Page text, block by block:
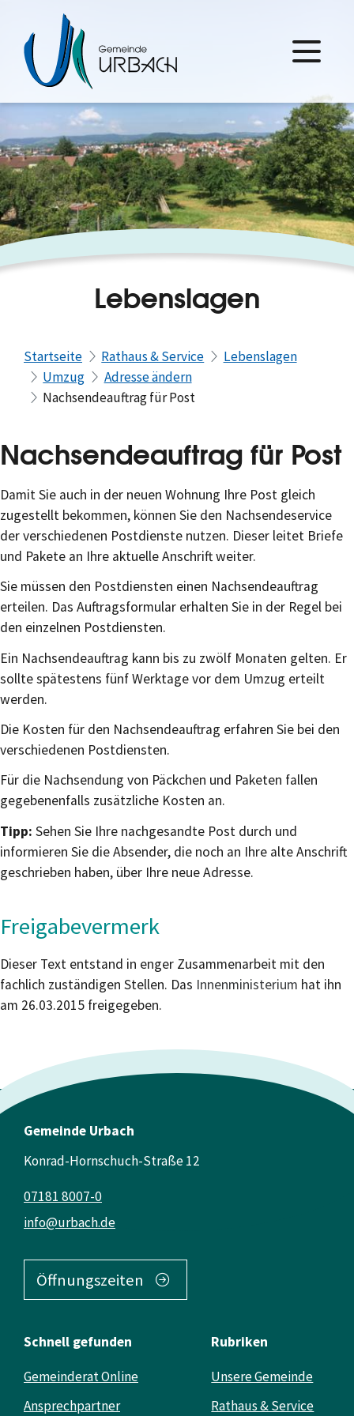
Lebenslagen
Startseite Rathaus & Service
Lebenslagen
Umzug
Adresse ändern
Nachsendeauftrag für Post
Nachsendeauftrag für Post
Damit Sie auch in der neuen Wohnung Ihre Post gleich
zugestellt bekommen, können Sie den Nachsendeservice
der verschiedenen Postdienste nutzen. Dieser leitet Briefe
und Pakete an Ihre aktuelle Anschrift weiter.
Sie müssen den Postdiensten einen Nachsendeauftrag
erteilen. Das Auftragsformular erhalten Sie in der Regel bei
den einzelnen Postdiensten.
Ein Nachsendeauftrag kann bis zu zwölf Monaten gelten. Er
sollte spätestens fünf Werktage vor dem Umzug erteilt
werden.
Die Kosten für den Nachsendeauftrag erfahren Sie bei den
verschiedenen Postdiensten.
Für die Nachsendung von Päckchen und Paketen fallen
gegebenenfalls zusätzliche Kosten an.
Tipp: Sehen Sie Ihre nachgesandte Post durch und
informieren Sie die Absender, die noch an Ihre alte Anschrift
geschrieben haben, über Ihre neue Adresse.
Freigabevermerk
Dieser Text entstand in enger Zusammenarbeit mit den
fachlich zuständigen Stellen. Das Innenministerium hat ihn
am 26.03.2015 freigegeben.
Gemeinde Urbach
Konrad-Hornschuch-Straße 12
info@urbach.de
07181 8007-0
Öffnungszeiten
Schnell gefunden
Gemeinderat Online
Ansprechpartner
Rubriken
Unsere Gemeinde
Rathaus & Service